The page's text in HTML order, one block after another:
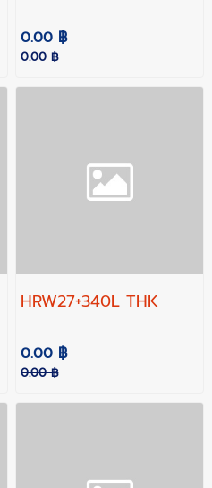
0.00 ฿
0.00 ฿
HRW27+340L THK
0.00 ฿
0.00 ฿